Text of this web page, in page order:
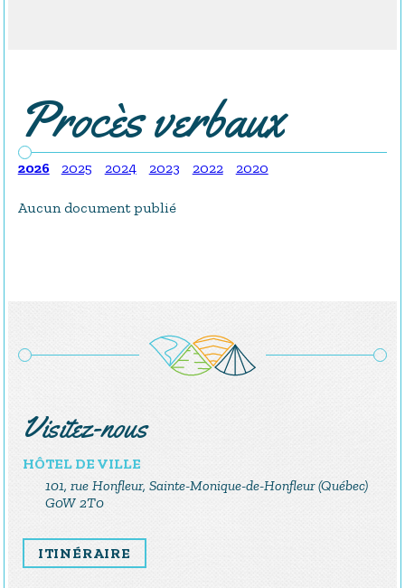
Procès verbaux
2026 2025 2024 2023 2022 2020
Aucun document publié
Visitez-nous
HÔTEL DE VILLE
101, rue Honfleur, Sainte-Monique-de-Honfleur (Québec)
G0W 2T0
ITINÉRAIRE